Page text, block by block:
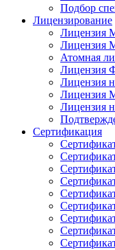
Подбор
Лицензирование
Лицензия
Лицензия
Атомная
Лицензия
Лицензия
Лицензия
Лицензия
Сертификация